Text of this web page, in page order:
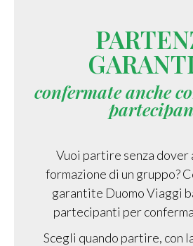
confermate anche
Vuoi partire senza
formazione di un gruppo?
garantite Duomo Viaggi
partecipanti per
Scegli quando partire, con